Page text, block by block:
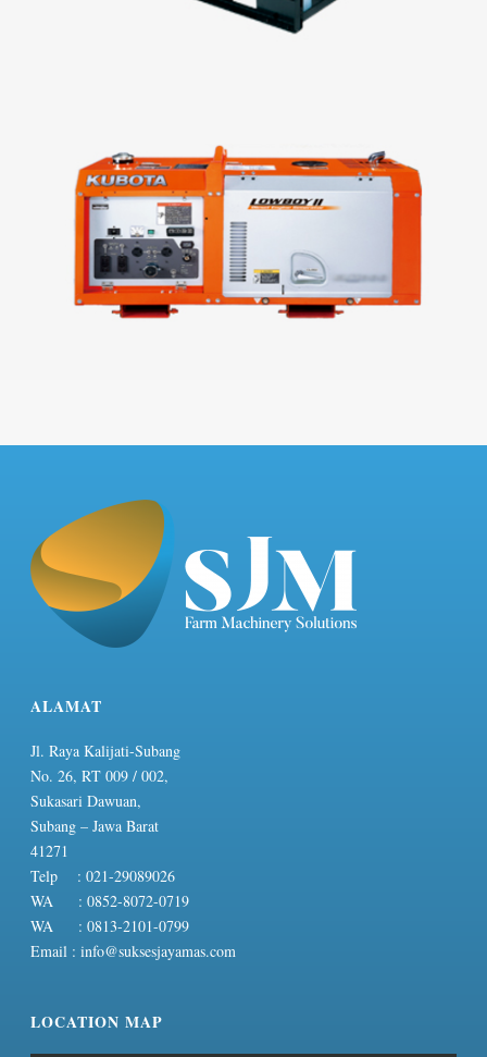
ALAMAT
Jl. Raya Kalijati-Subang
No. 26, RT 009 / 002,
Sukasari Dawuan,
Subang – Jawa Barat
41271
Telp : 021-29089026
WA : 0852-8072-0719
WA : 0813-2101-0799
Email :info@suksesjayamas.com
LOCATION MAP